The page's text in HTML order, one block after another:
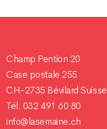
Champ Pention 20
Case postale 255
CH-2735 Bévilard Suisse
Tél. 032 491 60 80
info@lasemaine.ch